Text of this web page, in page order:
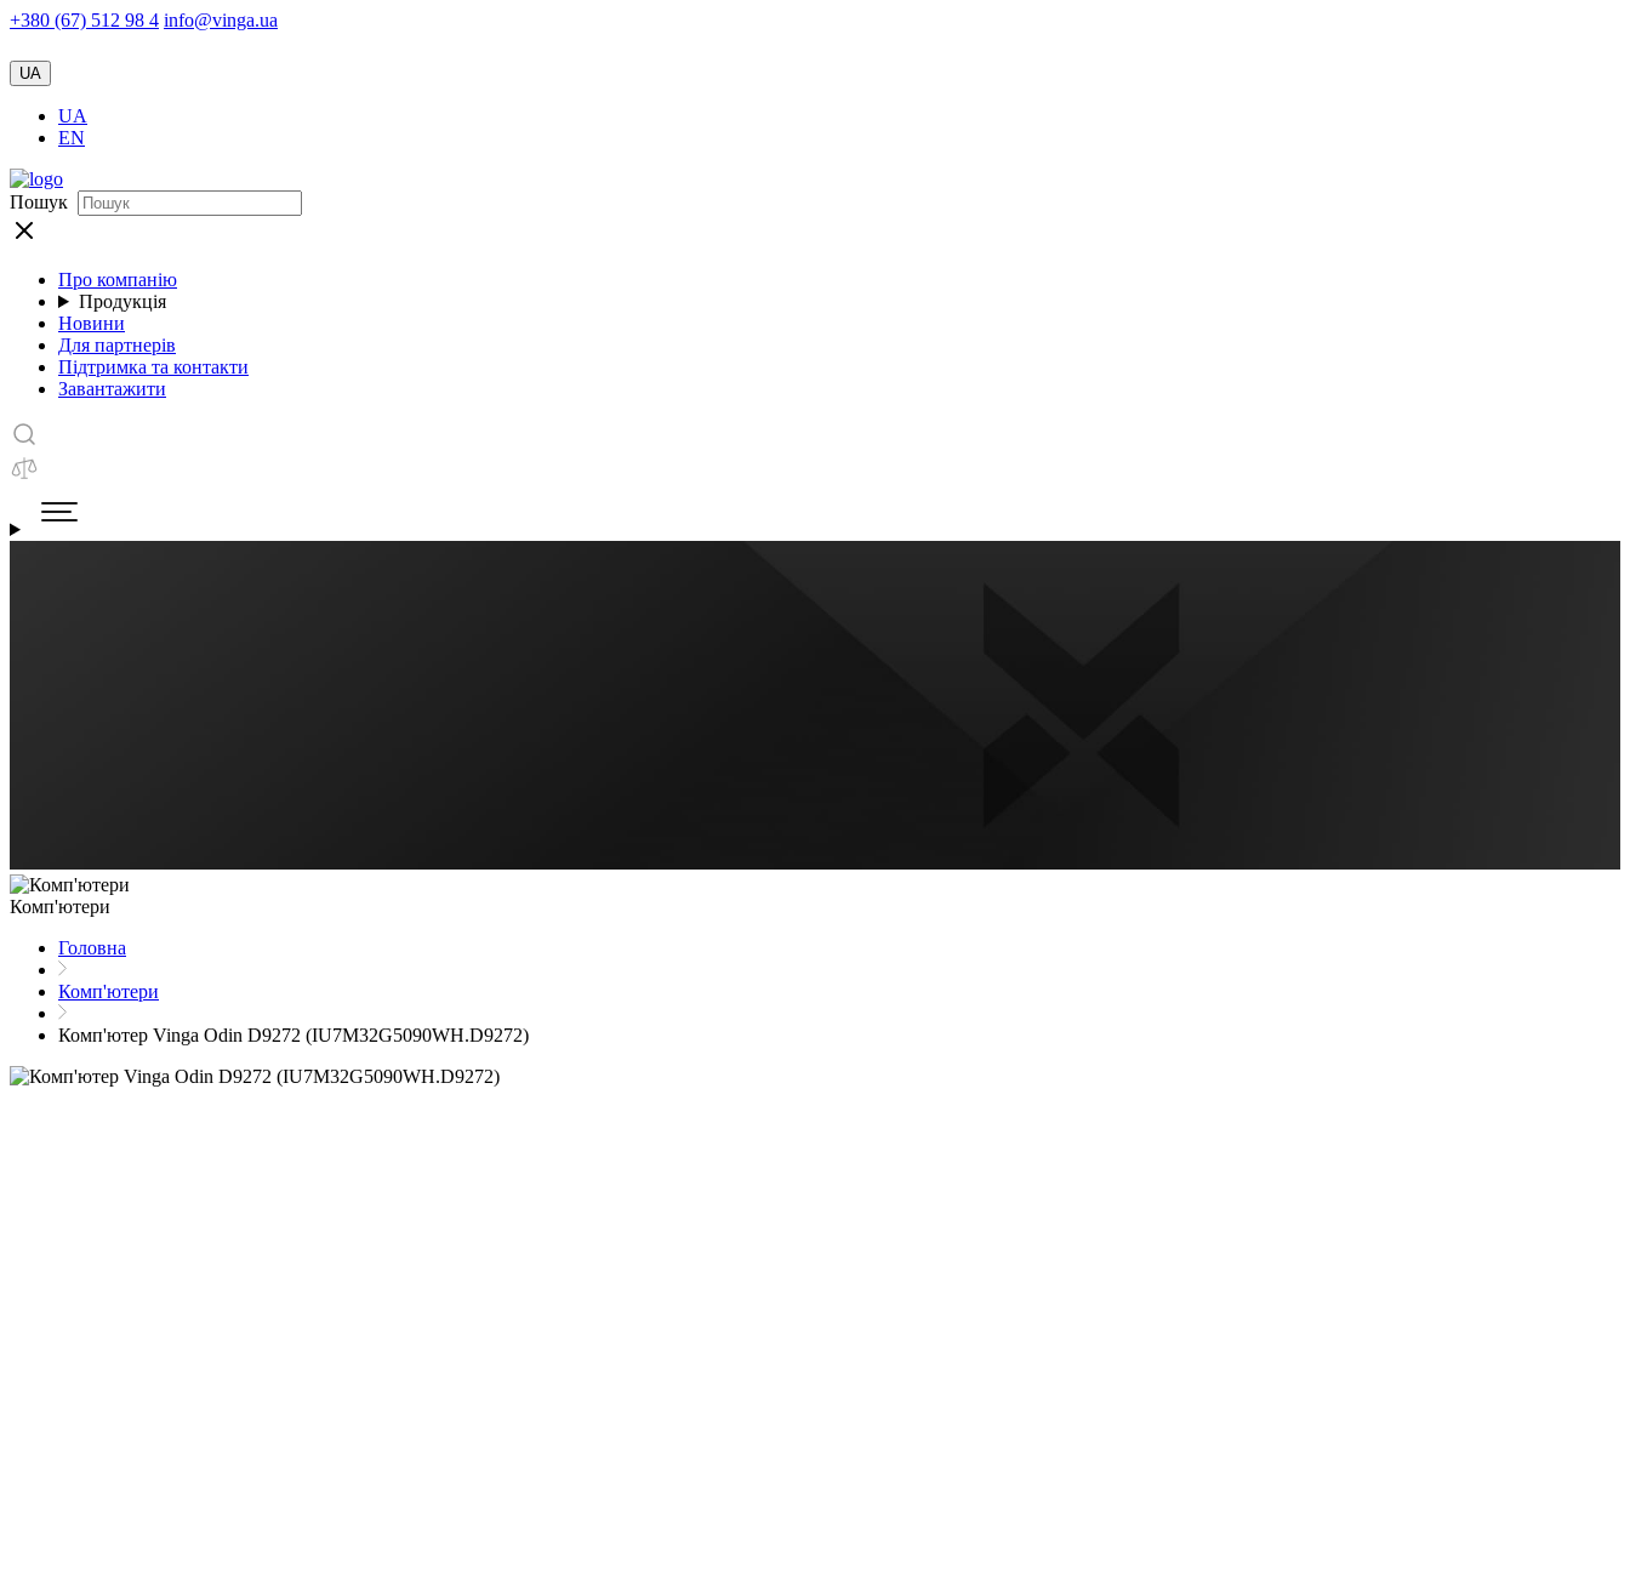
+380 (67) 512 98 4 info@vinga.ua
UA
UA
EN
Пошук
Про компанію
Продукція
Новини
Для партнерів
Підтримка та контакти
Завантажити
Комп'ютери
Головна
Комп'ютери
Комп'ютер Vinga Odin D9272 (IU7M32G5090WH.D9272)